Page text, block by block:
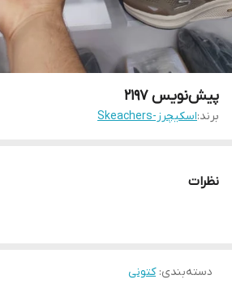
پیش‌نویس ۲۱۹۷
برند:اسکیچرز-Skeachers
نظرات
دسته‌بندی:کتونی